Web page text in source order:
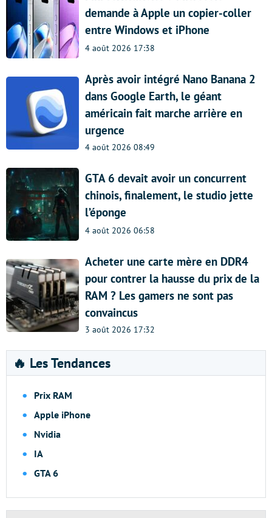
demande à Apple un copier-coller
entre Windows et iPhone
4 août 2026 17:38
Après avoir intégré Nano Banana 2
dans Google Earth, le géant
américain fait marche arrière en
urgence
4 août 2026 08:49
GTA 6 devait avoir un concurrent
chinois, finalement, le studio jette
l’éponge
4 août 2026 06:58
Acheter une carte mère en DDR4
pour contrer la hausse du prix de la
RAM ? Les gamers ne sont pas
convaincus
3 août 2026 17:32
🔥 Les Tendances
Prix RAM
Apple iPhone
Nvidia
IA
GTA 6